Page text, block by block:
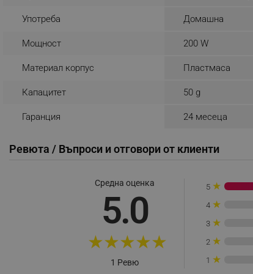
Употреба Домашна
Мощност 200 W
Материал корпус Пластмаса
Капацитет 50 g
Гаранция 24 месеца
Ревюта / Въпроси и отговори от клиенти
Средна оценка
5.0
★★★★★
1 Ревю
5 ★
4 ★
3 ★
2 ★
1 ★
segmentifyExtension
rlv_mode